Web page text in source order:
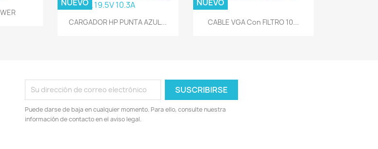
Vista rápida
CARGADOR HP PUNTA AZUL...
NUEVO
Vista rápida
CABLE VGA Con FILTRO 10...
NUEVO
Puede darse de baja en cualquier momento. Para ello, consulte nuestra
información de contacto en el aviso legal.